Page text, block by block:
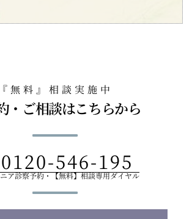
『無料』相談実施中
・ご相談はこちらから
0120-546-195
ア診察予約・【無料】相談専用ダイヤル